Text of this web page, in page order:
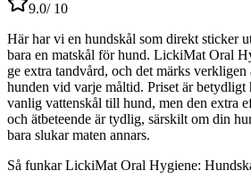
9.0/ 10
Här har vi en hundskål som direkt sticker
bara en matskål för hund. LickiMat Oral
ge extra tandvård, och det märks verkligen
hunden vid varje måltid. Priset är betydligt
vanlig vattenskål till hund, men den extra
och ätbeteende är tydlig, särskilt om din
bara slukar maten annars.
Så funkar LickiMat Oral Hygiene: